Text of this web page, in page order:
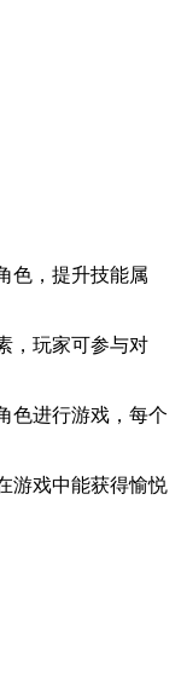
色，提升技能属
，玩家可参与对
色进行游戏，每个
游戏中能获得愉悦